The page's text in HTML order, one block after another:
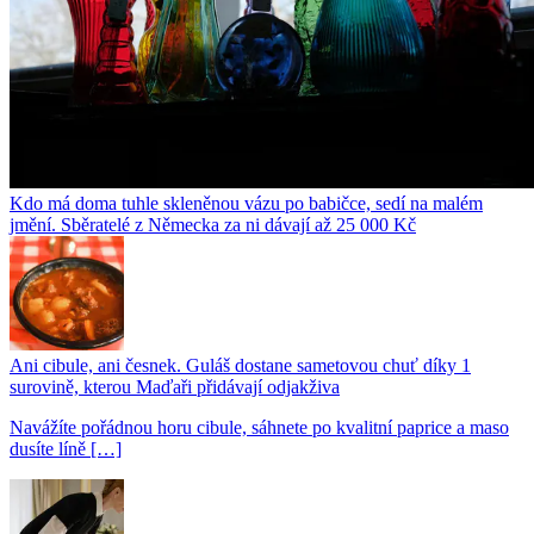
Kdo má doma tuhle skleněnou vázu po babičce, sedí na malém
jmění. Sběratelé z Německa za ni dávají až 25 000 Kč
Ani cibule, ani česnek. Guláš dostane sametovou chuť díky 1
surovině, kterou Maďaři přidávají odjakživa
Navážíte pořádnou horu cibule, sáhnete po kvalitní paprice a maso
dusíte líně […]